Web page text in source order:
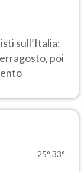
sull’Italia:
poi
25° 33°